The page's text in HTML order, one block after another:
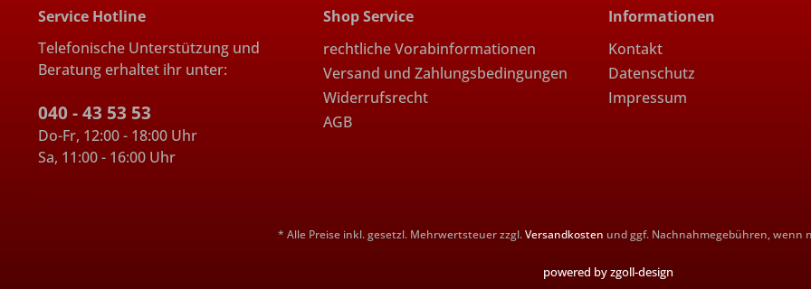
Service Hotline
Telefonische Unterstützung und
Beratung erhaltet ihr unter:
040 - 43 53 53
Do-Fr, 12:00 - 18:00 Uhr
Sa, 11:00 - 16:00 Uhr
Shop Service
rechtliche Vorabinformationen
Versand und Zahlungsbedingungen
Widerrufsrecht
AGB
Informationen
Kontakt
Datenschutz
Impressum
* Alle Preise inkl. gesetzl. Mehrwertsteuer zzgl.Versandkosten und ggf. Nachnahmegebühren, wenn
powered by zgoll-design